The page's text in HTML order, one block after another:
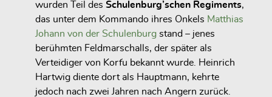
wurden Teil des Schulenburg’schen Regiments,
das unter dem Kommando ihres Onkels Matthias
Johann von der Schulenburg stand – jenes
berühmten Feldmarschalls, der später als
Verteidiger von Korfu bekannt wurde. Heinrich
Hartwig diente dort als Hauptmann, kehrte
jedoch nach zwei Jahren nach Angern zurück.